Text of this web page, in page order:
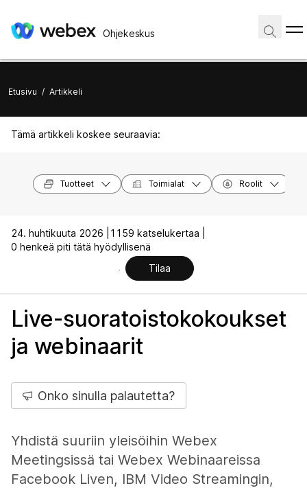
Ohjekeskus
Etusivu / Artikkeli
Tämä artikkeli koskee seuraavia:
Tuotteet Toimialat Roolit
24. huhtikuuta 2026 |
1159 katselukertaa |
0 henkeä piti tätä hyödyllisenä
Tilaa
Live-suoratoistokokoukset
ja webinaarit
Onko sinulla palautetta?
Yhdistä suuriin yleisöihin Webex
Meetingsissä tai Webex Webinaareissa
Facebook Liven, IBM Video Streamingin,